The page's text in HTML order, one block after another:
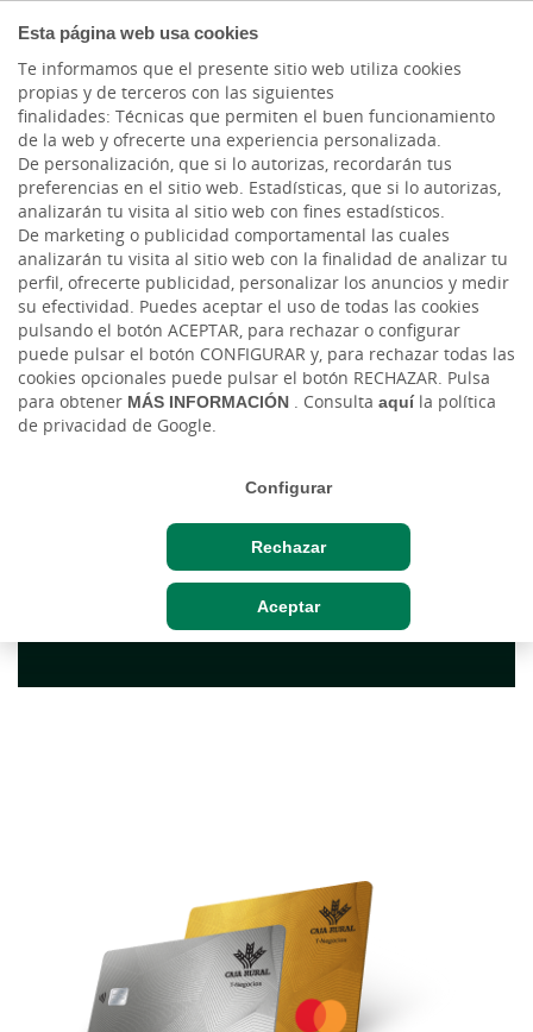
Esta página web usa cookies
Te informamos que el presente sitio web utiliza cookies
propias y de terceros con las siguientes
finalidades: Técnicas que permiten el buen funcionamiento
de la web y ofrecerte una experiencia personalizada.
De personalización, que si lo autorizas, recordarán tus
preferencias en el sitio web. Estadísticas, que si lo autorizas,
analizarán tu visita al sitio web con fines estadísticos.
De marketing o publicidad comportamental las cuales
analizarán tu visita al sitio web con la finalidad de analizar tu
perfil, ofrecerte publicidad, personalizar los anuncios y medir
su efectividad. Puedes aceptar el uso de todas las cookies
pulsando el botón ACEPTAR, para rechazar o configurar
puede pulsar el botón CONFIGURAR y, para rechazar todas las
cookies opcionales puede pulsar el botón RECHAZAR. Pulsa
para obtener MÁS INFORMACIÓN . Consulta aquíla política
de privacidad de Google.
Configurar
Rechazar
Aceptar
TARJETA DE CRÉDITO
Tarjeta Mastercard T-Negocios
La tarjeta que te permite el control de